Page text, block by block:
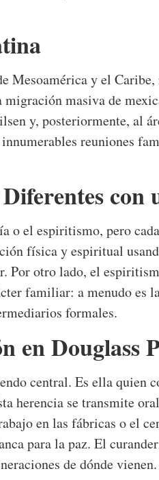
Mesoamérica y el Caribe,
masiva de
y, posteriormente, al
reuniones
con
o el espiritismo, pero
física y espiritual
Por otro lado, el
familiar: a menudo es
formales.
en Douglass
central. Es ella quien
herencia se transmite
en las fábricas o el
para la paz. El
de dónde vienen.